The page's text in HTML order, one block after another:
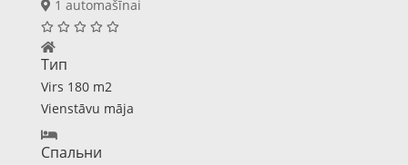
1 automašīnai
Тип
Virs 180 m2
Vienstāvu māja
Спальни